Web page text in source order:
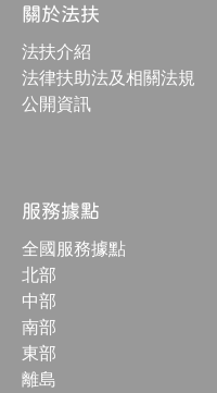
關於法扶
法扶介紹
法律扶助法及相關法規
公開資訊
服務據點
全國服務據點
北部
中部
南部
東部
離島